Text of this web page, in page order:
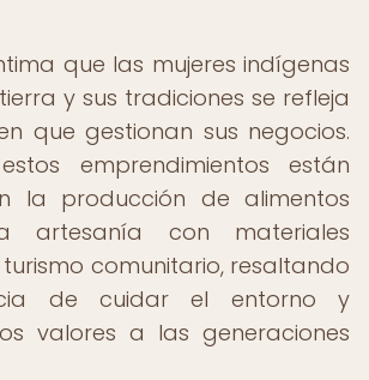
que las mujeres indígenas
y sus tradiciones se refleja
que gestionan sus negocios.
emprendimientos están
la producción de alimentos
artesanía con materiales
comunitario, resaltando
de cuidar el entorno y
valores a las generaciones